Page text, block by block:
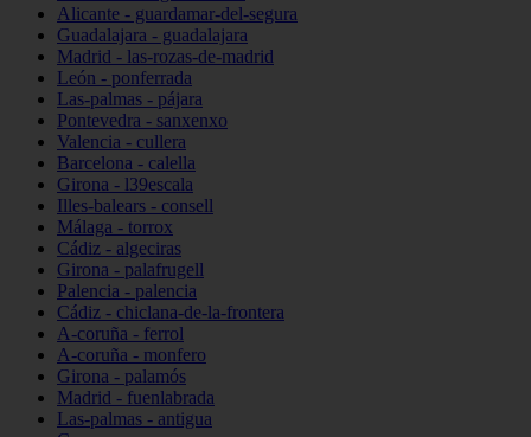
Alicante - guardamar-del-segura
Guadalajara - guadalajara
Madrid - las-rozas-de-madrid
León - ponferrada
Las-palmas - pájara
Pontevedra - sanxenxo
Valencia - cullera
Barcelona - calella
Girona - l39escala
Illes-balears - consell
Málaga - torrox
Cádiz - algeciras
Girona - palafrugell
Palencia - palencia
Cádiz - chiclana-de-la-frontera
A-coruña - ferrol
A-coruña - monfero
Girona - palamós
Madrid - fuenlabrada
Las-palmas - antigua